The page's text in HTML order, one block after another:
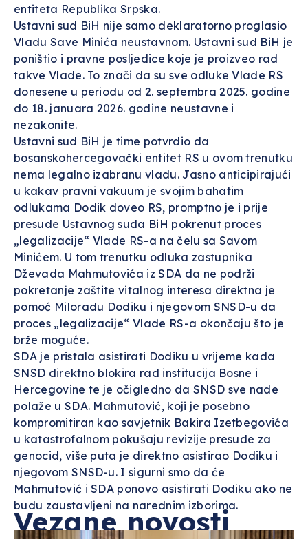
entiteta Republika Srpska.
Ustavni sud BiH nije samo deklaratorno proglasio
Vladu Save Minića neustavnom. Ustavni sud BiH je
poništio i pravne posljedice koje je proizveo rad
takve Vlade. To znači da su sve odluke Vlade RS
donesene u periodu od 2. septembra 2025. godine
do 18. januara 2026. godine neustavne i
nezakonite.
Ustavni sud BiH je time potvrdio da
bosanskohercegovački entitet RS u ovom trenutku
nema legalno izabranu vladu. Jasno anticipirajući
u kakav pravni vakuum je svojim bahatim
odlukama Dodik doveo RS, promptno je i prije
presude Ustavnog suda BiH pokrenut proces
„legalizacije“ Vlade RS-a na čelu sa Savom
Minićem. U tom trenutku odluka zastupnika
Dževada Mahmutovića iz SDA da ne podrži
pokretanje zaštite vitalnog interesa direktna je
pomoć Miloradu Dodiku i njegovom SNSD-u da
proces „legalizacije“ Vlade RS-a okončaju što je
brže moguće.
SDA je pristala asistirati Dodiku u vrijeme kada
SNSD direktno blokira rad institucija Bosne i
Hercegovine te je očigledno da SNSD sve nade
polaže u SDA. Mahmutović, koji je posebno
kompromitiran kao savjetnik Bakira Izetbegovića
u katastrofalnom pokušaju revizije presude za
genocid, više puta je direktno asistirao Dodiku i
njegovom SNSD-u. I sigurni smo da će
Mahmutović i SDA ponovo asistirati Dodiku ako ne
budu zaustavljeni na narednim izborima.
Vezane novosti